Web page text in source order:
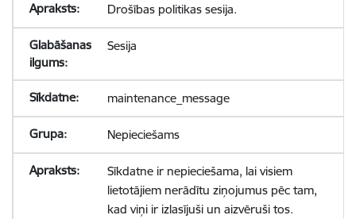
Drošības politikas sesija.
Sesija
maintenance_message
Nepieciešams
Sīkdatne ir nepieciešama, lai visiem
lietotājiem nerādītu ziņojumus pēc tam,
kad viņi ir izlasījuši un aizvēruši tos.